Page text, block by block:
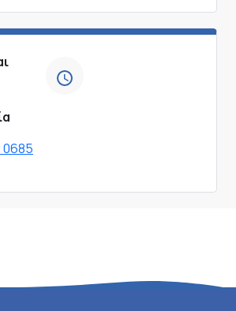
0685